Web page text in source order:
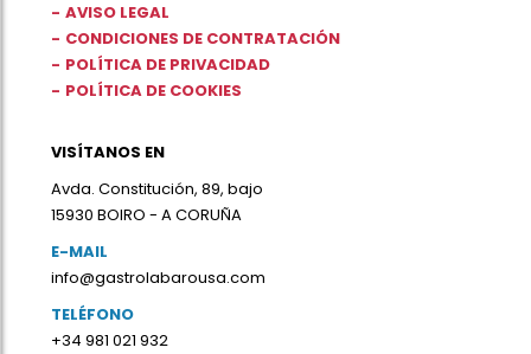
AVISO LEGAL
CONDICIONES DE CONTRATACIÓN
POLÍTICA DE PRIVACIDAD
POLÍTICA DE COOKIES
VISÍTANOS EN
Avda. Constitución, 89, bajo
15930 BOIRO - A CORUÑA
E-MAIL
info@gastrolabarousa.com
TELÉFONO
+34 981 021 932